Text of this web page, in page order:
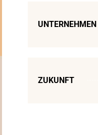
UNTERNEHMEN
ZUKUNFT